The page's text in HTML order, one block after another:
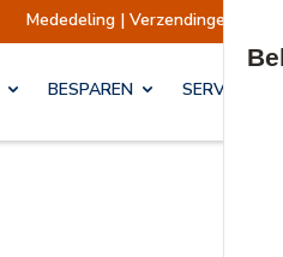
Mededeling | Verzendingen
BESPAREN SERVICES &